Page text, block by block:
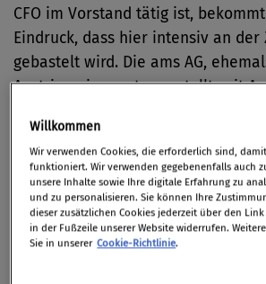
CFO im Vorstand tätig ist,
Eindruck, dass hier intensiv an der
gebastelt wird. Die ams AG,
Austrianmicrosystems, stellt seit
finden sich in zahlreichen
etwa in autonom fahrenden
Kommunikationsgeräten oder
Messung von Körperfunktionen.
Diabetiker sich zur Bestimmung
Willkommen
Wir verwenden Cookies, die erforderlich sind,
funktioniert. Wir verwenden gegebenenfalls auch
unsere Inhalte sowie Ihre digitale Erfahrung zu
und zu personalisieren. Sie können Ihre
dieser zusätzlichen Cookies jederzeit über den Link
in der Fußzeile unserer Website widerrufen.
Sie in unserer Cookie-Richtlinie.